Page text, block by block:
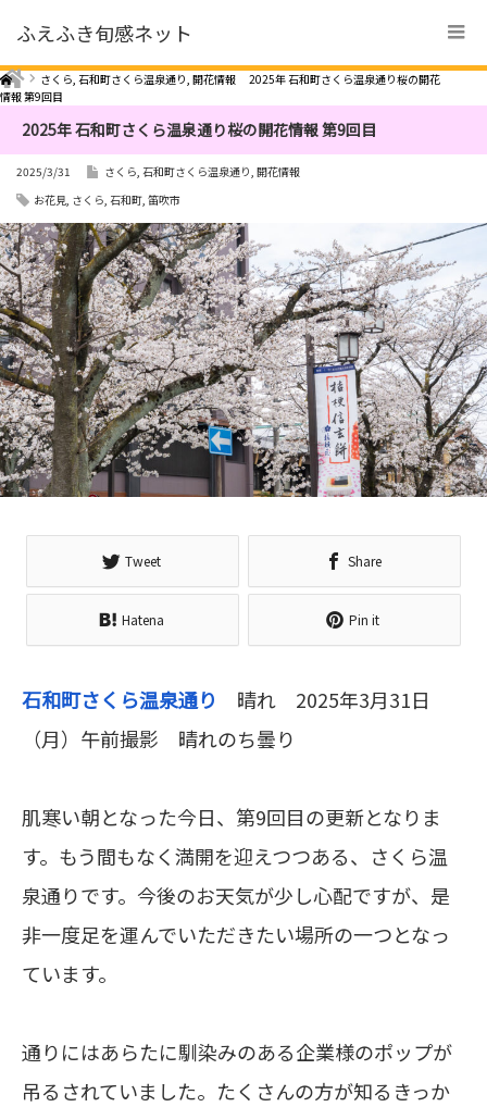
ふえふき旬感ネット
Home さくら, 石和町さくら温泉通り, 開花情報
2025年 石和町さくら温泉通り桜の開花
情報 第9回目
2025年 石和町さくら温泉通り桜の開花情報 第9回目
2025/3/31 さくら, 石和町さくら温泉通り, 開花情報
お花見, さくら, 石和町, 笛吹市
Tweet Share
Hatena Pin it
石和町さくら温泉通り
晴れ 2025年3月31日
（月）午前撮影 晴れのち曇り
肌寒い朝となった今日、第9回目の更新となりま
す。もう間もなく満開を迎えつつある、さくら温
泉通りです。今後のお天気が少し心配ですが、是
非一度足を運んでいただきたい場所の一つとなっ
ています。
通りにはあらたに馴染みのある企業様のポップが
吊るされていました。たくさんの方が知るきっか